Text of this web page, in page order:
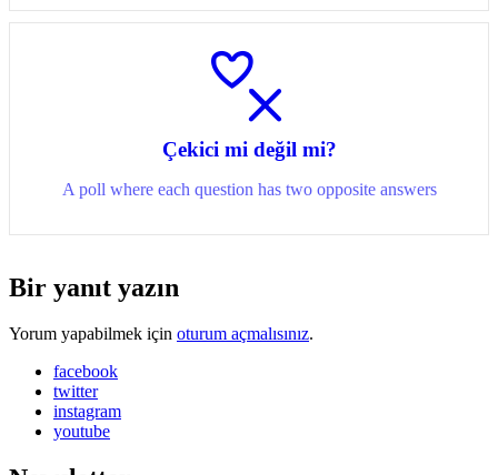
Çekici mi değil mi?
A poll where each question has two opposite answers
Bir yanıt yazın
Yorum yapabilmek için oturum açmalısınız.
facebook
twitter
instagram
youtube